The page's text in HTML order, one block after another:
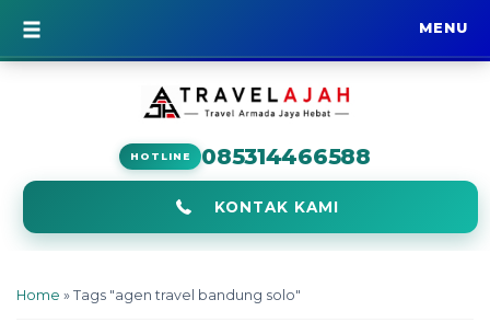
MENU
BERANDA
HOTLINE 085314466588
KONTAK KAMI
Home » Tags "agen travel bandung solo"